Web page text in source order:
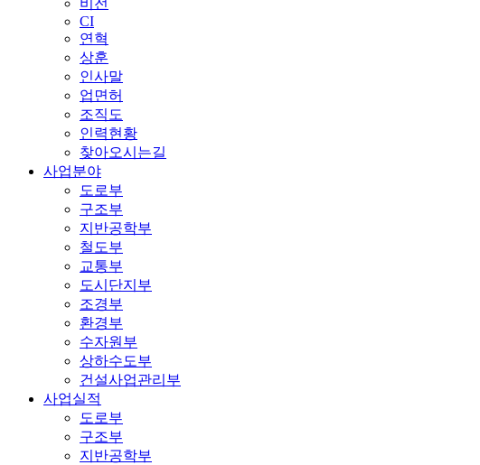
CI
연혁
상훈
인사말
업면허
조직도
인력현황
찾아오시는길
사업분야
도로부
구조부
지반공학부
철도부
교통부
도시단지부
조경부
환경부
수자원부
상하수도부
건설사업관리부
사업실적
도로부
구조부
지반공학부